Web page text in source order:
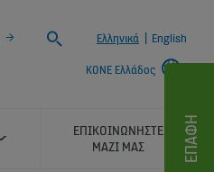
ΕΠΑΦΉ
Search
Ελληνικά English
KONE Ελλάδος
ΕΠΙΚΟΙΝΩΝΉΣΤΕ
ΜΑΖΊ ΜΑΣ